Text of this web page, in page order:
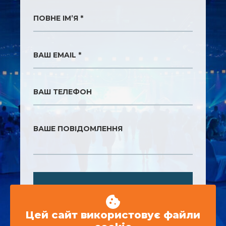
Цей сайт використовує файли
ПОВНЕ ІМ’Я *
ВАШ EMAIL *
ВАШ ТЕЛЕФОН
ВАШЕ ПОВІДОМЛЕННЯ
ВІДПРАВИТИ